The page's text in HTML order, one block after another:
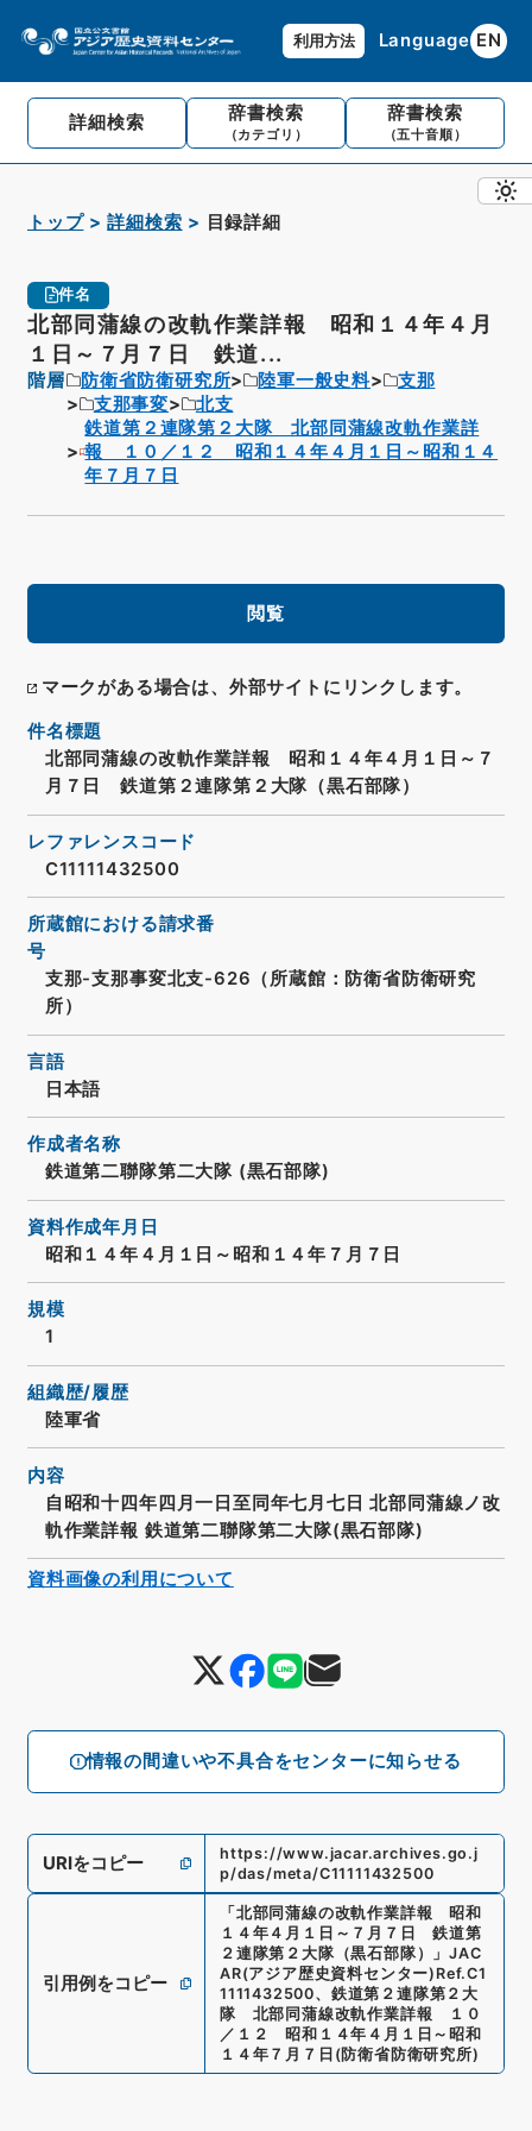
利用方法 Language EN
詳細検索 辞書検索
（カテゴリ）
辞書検索
（五十音順）
トップ 詳細検索 目録詳細
件名
北部同蒲線の改軌作業詳報 昭和１４年４月
１日～７月７日 鉄道...
階層 防衛省防衛研究所 陸軍一般史料
支那
支那事変
北支
鉄道第２連隊第２大隊 北部同蒲線改軌作業詳
報 １０／１２ 昭和１４年４月１日～昭和１４
年７月７日
閲覧
マークがある場合は、外部サイトにリンクします。
情報の間違いや不具合をセンターに知らせる
件名標題
北部同蒲線の改軌作業詳報 昭和１４年４月１日～７
月７日 鉄道第２連隊第２大隊（黒石部隊）
レファレンスコード
C11111432500
所蔵館における請求番
号
支那-支那事変北支-626（所蔵館：防衛省防衛研究
所）
言語
日本語
作成者名称
鉄道第二聯隊第二大隊 (黒石部隊)
資料作成年月日
昭和１４年４月１日～昭和１４年７月７日
規模
1
組織歴/履歴
陸軍省
内容
自昭和十四年四月一日至同年七月七日 北部同蒲線ノ改
軌作業詳報 鉄道第二聯隊第二大隊(黒石部隊)
URIをコピー
https://www.jacar.archives.go.j
p/das/meta/C11111432500
引用例をコピー
「 北部同蒲線の改軌作業詳報 昭和
１４年４月１日～７月７日 鉄道第
２連隊第２大隊（黒石部隊）
」JAC
AR(アジア歴史資料センター) Ref.C1
1111432500、 鉄道第２連隊第２大
隊 北部同蒲線改軌作業詳報 １０
／１２ 昭和１４年４月１日～昭和
１４年７月７日 (防衛省防衛研究所)
資料画像の利用について